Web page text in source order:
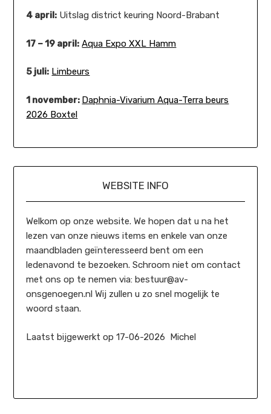
4 april: Uitslag district keuring Noord-Brabant
17 – 19 april: Aqua Expo XXL Hamm
5 juli: Limbeurs
1 november: Daphnia-Vivarium Aqua-Terra beurs
2026 Boxtel
WEBSITE INFO
Welkom op onze website. We hopen dat u na het
lezen van onze nieuws items en enkele van onze
maandbladen geïnteresseerd bent om een
ledenavond te bezoeken. Schroom niet om contact
met ons op te nemen via: bestuur@av-
onsgenoegen.nl Wij zullen u zo snel mogelijk te
woord staan.
Laatst bijgewerkt op 17-06-2026 Michel